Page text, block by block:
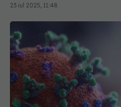
23 iul 2025, 11:48